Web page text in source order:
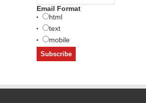
Email Format
html
text
mobile